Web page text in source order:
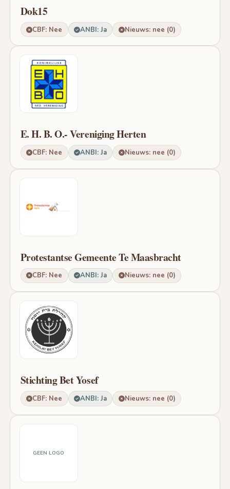
Dok15
CBF: Nee ANBI: Ja Nieuws: nee (0)
E. H. B. O.- Vereniging Herten
CBF: Nee ANBI: Ja Nieuws: nee (0)
Protestantse Gemeente Te Maasbracht
CBF: Nee ANBI: Ja Nieuws: nee (0)
Stichting Bet Yosef
CBF: Nee ANBI: Ja Nieuws: nee (0)
GEEN LOGO